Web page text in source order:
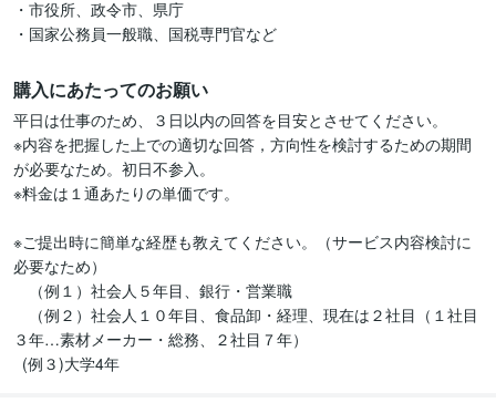
・市役所、政令市、県庁
・国家公務員一般職、国税専門官など
購入にあたってのお願い
平日は仕事のため、３日以内の回答を目安とさせてください。
※内容を把握した上での適切な回答，方向性を検討するための期間
が必要なため。初日不参入。
※料金は１通あたりの単価です。
※ご提出時に簡単な経歴も教えてください。（サービス内容検討に
必要なため）
（例１）社会人５年目、銀行・営業職
（例２）社会人１０年目、食品卸・経理、現在は２社目（１社目
３年…素材メーカー・総務、２社目７年）
  (例３)大学4年